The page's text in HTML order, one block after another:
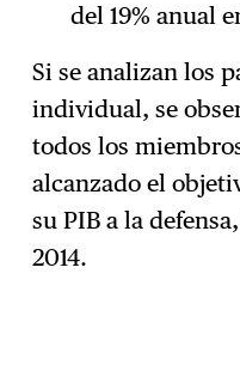
del 19% anual
Si se analizan los
individual, se
todos los
alcanzado el
su PIB a la
2014.